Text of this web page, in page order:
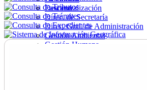
Descentralización
Direc. de Secretaría
Direc. Gral. de Administración
Gestión Ambiental
Gestión Humana
Lascano